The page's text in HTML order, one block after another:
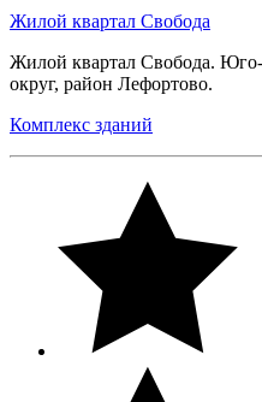
Жилой квартал Свобода
Жилой квартал Свобода.
округ, район Лефортово.
Комплекс зданий